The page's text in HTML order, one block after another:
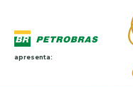
apresenta: